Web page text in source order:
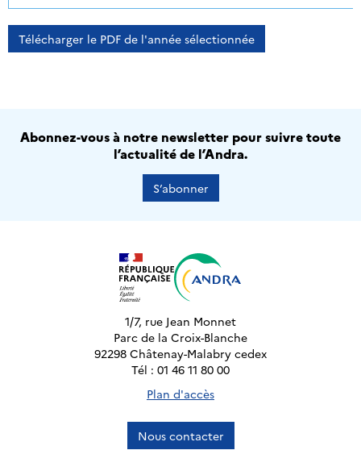
Télécharger le PDF de l'année sélectionnée
Abonnez-vous à notre newsletter pour suivre toute
l’actualité de l’Andra.
S’abonner
1/7, rue Jean Monnet
Parc de la Croix-Blanche
92298 Châtenay-Malabry cedex
Tél : 01 46 11 80 00
Plan d'accès
Nous contacter